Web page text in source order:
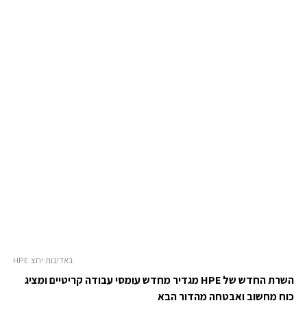
באדיבות יחצ HPE
השרת החדש של
מגדיר מחדש עומסי עבודה קריטיים ומציג
כוח מחשוב ואבטחה מהדור הבא